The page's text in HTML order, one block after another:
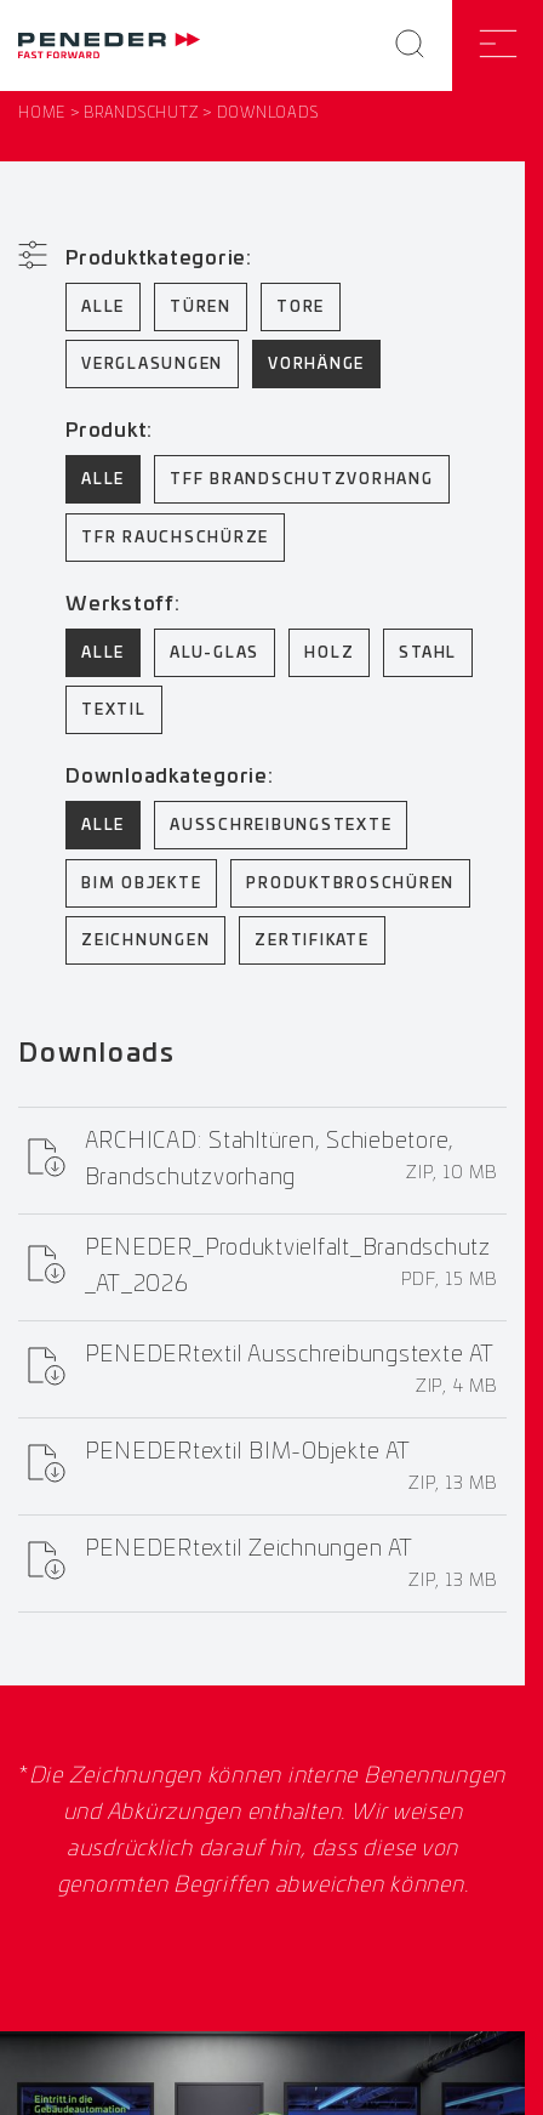
HOME BRANDSCHUTZ DOWNLOADS
Produktkategorie:
ALLE TÜREN TORE
VERGLASUNGEN VORHÄNGE
Produkt:
ALLE TFF BRANDSCHUTZVORHANG
TFR RAUCHSCHÜRZE
Werkstoff:
ALLE ALU-GLAS HOLZ STAHL
TEXTIL
Downloadkategorie:
ALLE AUSSCHREIBUNGSTEXTE
BIM OBJEKTE PRODUKTBROSCHÜREN
ZEICHNUNGEN ZERTIFIKATE
Downloads
ARCHICAD: Stahltüren, Schiebetore,
Brandschutzvorhang
ZIP, 10 MB
PENEDER_Produktvielfalt_Brandschutz
_AT_2026
PDF, 15 MB
PENEDERtextil Ausschreibungstexte AT
ZIP, 4 MB
PENEDERtextil BIM-Objekte AT
ZIP, 13 MB
PENEDERtextil Zeichnungen AT
ZIP, 13 MB
*Die Zeichnungen können interne Benennungen
und Abkürzungen enthalten. Wir weisen
ausdrücklich darauf hin, dass diese von
genormten Begriffen abweichen können.